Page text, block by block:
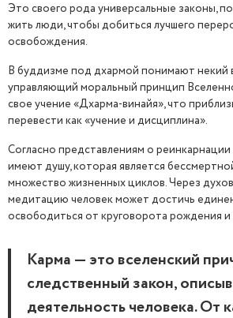
Это своего рода универсальные законы,
жить люди, чтобы добиться лучшего
освобождения.
В буддизме под дхармой понимают некий
управляющий моральный принцип
свое учение «Дхарма-винайя», что
перевести как «учение и дисциплина».
Согласно представлениям о
имеют душу, которая является
множество жизненных циклов. Через
медитацию человек может достичь
освободиться от круговорота рождения и
Карма — это вселенский
следственный закон,
деятельность человека. От